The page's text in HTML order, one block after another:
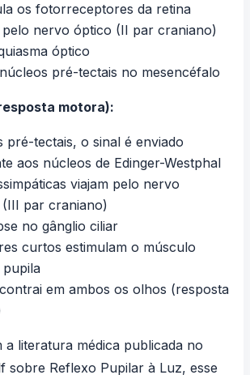
os fotorreceptores da retina
pelo nervo óptico (II par craniano)
óptico
pré-tectais no mesencéfalo
motora):
pré-tectais, o sinal é enviado
aos núcleos de Edinger-Westphal
viajam pelo nervo
par craniano)
no gânglio ciliar
curtos estimulam o músculo
em ambos os olhos (resposta
a literatura médica publicada no
sobre Reflexo Pupilar à Luz, esse